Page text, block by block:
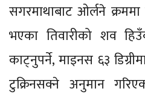
सगरमाथाबाट ओर्लने
भएका तिवारीको शव
काट्नुपर्ने, माइनस ६३
टुक्रिनसक्ने अनुमान